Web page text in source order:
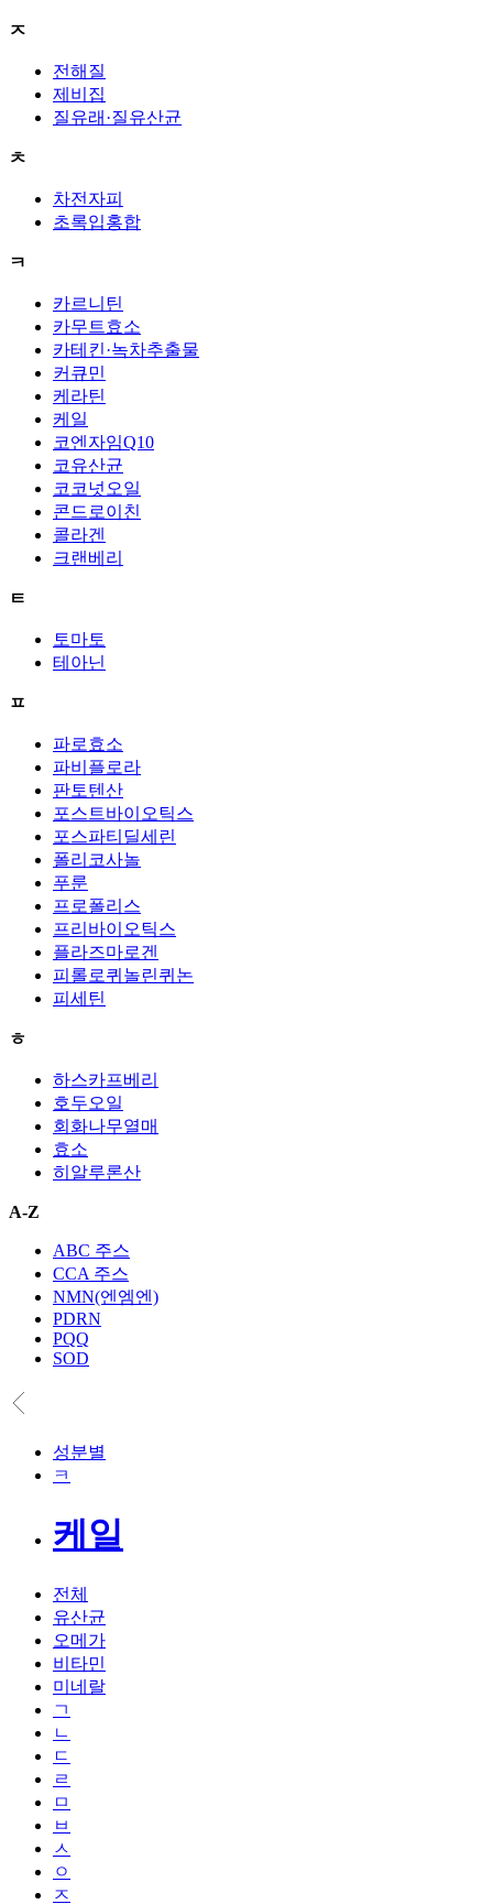
ㅈ
전해질
제비집
질유래·질유산균
ㅊ
차전자피
초록입홍합
ㅋ
카르니틴
카무트효소
카테킨·녹차추출물
커큐민
케라틴
케일
코엔자임Q10
코유산균
코코넛오일
콘드로이친
콜라겐
크랜베리
ㅌ
토마토
테아닌
ㅍ
파로효소
파비플로라
판토텐산
포스트바이오틱스
포스파티딜세린
폴리코사놀
푸룬
프로폴리스
프리바이오틱스
플라즈마로겐
피롤로퀴놀린퀴논
피세틴
ㅎ
하스카프베리
호두오일
회화나무열매
효소
히알루론산
A-Z
ABC 주스
CCA 주스
NMN(엔엠엔)
PDRN
PQQ
SOD
성분별
ㅋ
케일
전체
유산균
오메가
비타민
미네랄
ㄱ
ㄴ
ㄷ
ㄹ
ㅁ
ㅂ
ㅅ
ㅇ
ㅈ